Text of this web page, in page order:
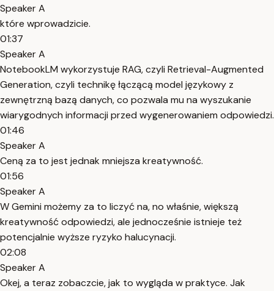
Speaker A
które wprowadzicie.
01:37
Speaker A
NotebookLM wykorzystuje RAG, czyli Retrieval-Augmented
Generation, czyli technikę łączącą model językowy z
zewnętrzną bazą danych, co pozwala mu na wyszukanie
wiarygodnych informacji przed wygenerowaniem odpowiedzi.
01:46
Speaker A
Ceną za to jest jednak mniejsza kreatywność.
01:56
Speaker A
W Gemini możemy za to liczyć na, no właśnie, większą
kreatywność odpowiedzi, ale jednocześnie istnieje też
potencjalnie wyższe ryzyko halucynacji.
02:08
Speaker A
Okej, a teraz zobaczcie, jak to wygląda w praktyce. Jak